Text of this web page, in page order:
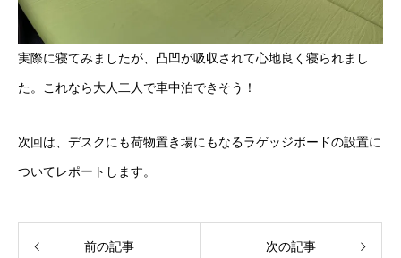
実際に寝てみましたが、凸凹が吸収されて心地良く寝られまし
た。これなら大人二人で車中泊できそう！
次回は、デスクにも荷物置き場にもなるラゲッジボードの設置に
ついてレポートします。
前の記事 次の記事